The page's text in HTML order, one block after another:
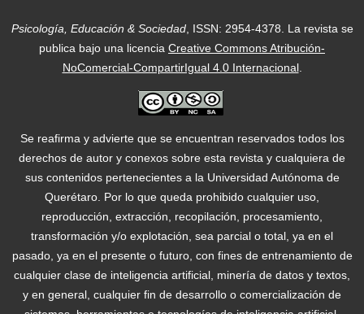
Psicología, Educación & Sociedad, ISSN: 2954-4378. La revista se
publica bajo una licencia Creative Commons Atribución-
NoComercial-CompartirIgual 4.0 Internacional.
Se reafirma y advierte que se encuentran reservados todos los
derechos de autor y conexos sobre esta revista y cualquiera de
sus contenidos pertenecientes a la Universidad Autónoma de
Querétaro. Por lo que queda prohibido cualquier uso,
reproducción, extracción, recopilación, procesamiento,
transformación y/o explotación, sea parcial o total, ya en el
pasado, ya en el presente o futuro, con fines de entrenamiento de
cualquier clase de inteligencia artificial, minería de datos y textos,
y en general, cualquier fin de desarrollo o comercialización de